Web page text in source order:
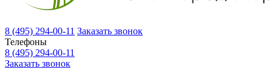
8 (495) 294-00-11 Заказать звонок
Телефоны
8 (495) 294-00-11
Заказать звонок